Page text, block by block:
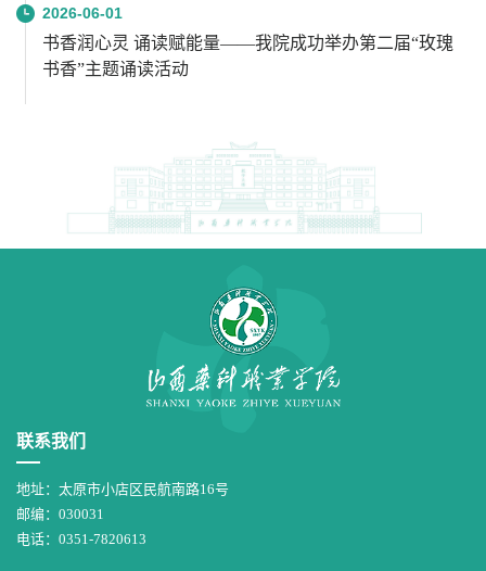
2026-06-01
书香润心灵 诵读赋能量——我院成功举办第二届“玫瑰
书香”主题诵读活动
联系我们
地址：太原市小店区民航南路16号
邮编：030031
电话：0351-7820613